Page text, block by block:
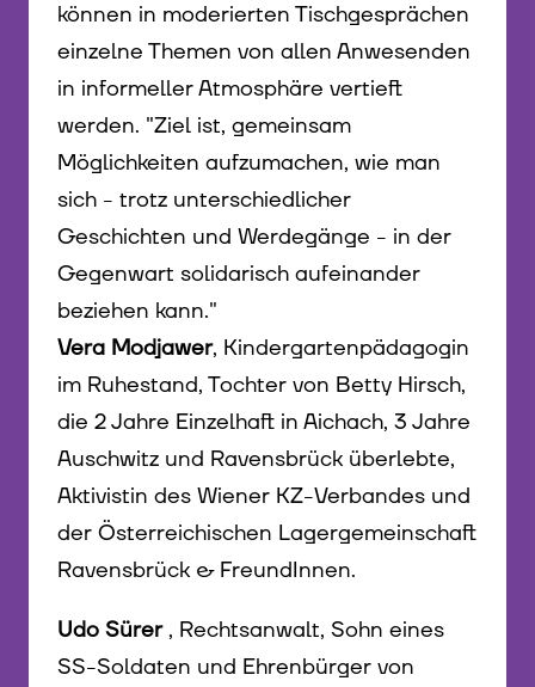
können in moderierten Tischgesprächen
einzelne Themen von allen Anwesenden
in informeller Atmosphäre vertieft
werden. "Ziel ist, gemeinsam
Möglichkeiten aufzumachen, wie man
sich - trotz unterschiedlicher
Geschichten und Werdegänge - in der
Gegenwart solidarisch aufeinander
beziehen kann."
Vera Modjawer, Kindergartenpädagogin
im Ruhestand, Tochter von Betty Hirsch,
die 2 Jahre Einzelhaft in Aichach, 3 Jahre
Auschwitz und Ravensbrück überlebte,
Aktivistin des Wiener KZ-Verbandes und
der Österreichischen Lagergemeinschaft
Ravensbrück & FreundInnen.
Udo Sürer, Rechtsanwalt, Sohn eines
SS-Soldaten und Ehrenbürger von